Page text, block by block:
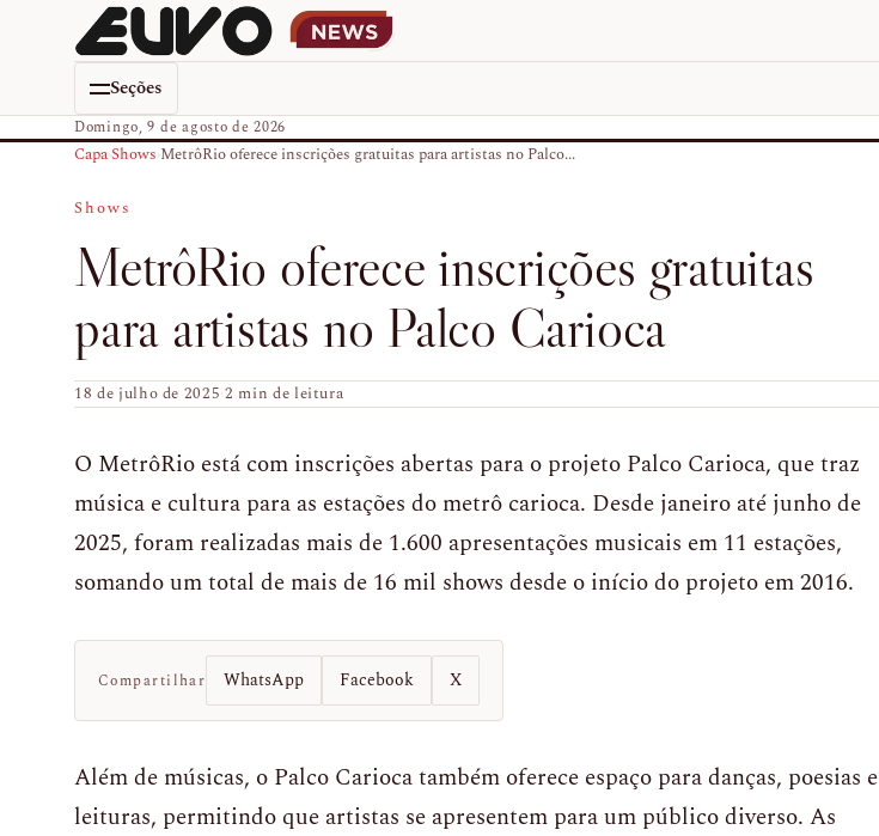
Seções
Domingo, 9 de agosto de 2026
Capa›Shows›MetrôRio oferece inscrições gratuitas para artistas no Palco...
Shows
MetrôRio oferece inscrições gratuitas
para artistas no Palco Carioca
18 de julho de 2025·2 min de leitura
O MetrôRio está com inscrições abertas para o projeto Palco Carioca, que traz
música e cultura para as estações do metrô carioca. Desde janeiro até junho de
2025, foram realizadas mais de 1.600 apresentações musicais em 11 estações,
somando um total de mais de 16 mil shows desde o início do projeto em 2016.
Compartilhar WhatsApp Facebook X
Além de músicas, o Palco Carioca também oferece espaço para danças, poesias e
leituras, permitindo que artistas se apresentem para um público diverso. As